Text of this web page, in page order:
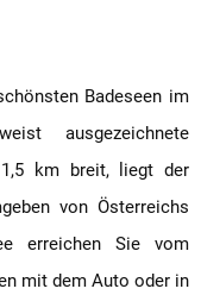
Badeseen im
ausgezeichnete
km breit, liegt der
von Österreichs
erreichen Sie vom
mit dem Auto oder in